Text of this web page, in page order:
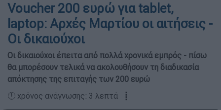
Voucher 200 ευρώ για tablet,
laptop: Αρχές Μαρτίου οι αιτήσεις -
Οι δικαιούχοι
Οι δικαιούχοι έπειτα από πολλά χρονικά εμπρός - πίσω
θα μπορέσουν τελικά να ακολουθήσουν τη διαδικασία
απόκτησης της επιταγής των 200 ευρώ
🕛 χρόνος ανάγνωσης: 3 λεπτά ┋